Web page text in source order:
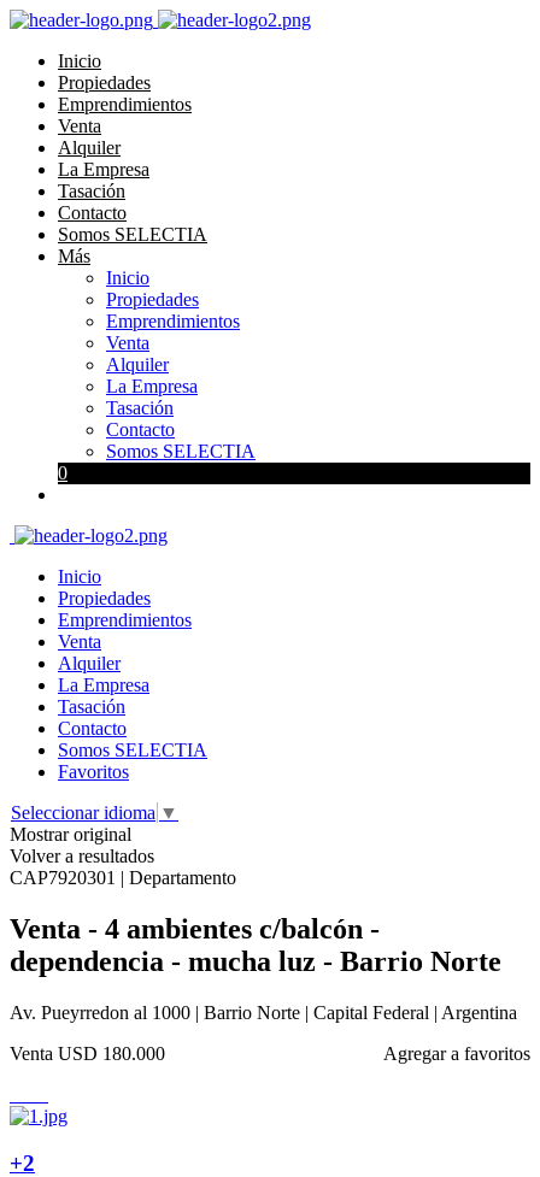
Inicio
Propiedades
Emprendimientos
Venta
Alquiler
La Empresa
Tasación
Contacto
Somos SELECTIA
Más
Inicio
Propiedades
Emprendimientos
Venta
Alquiler
La Empresa
Tasación
Contacto
Somos SELECTIA
0
Inicio
Propiedades
Emprendimientos
Venta
Alquiler
La Empresa
Tasación
Contacto
Somos SELECTIA
Favoritos
Seleccionar idioma ▼
Mostrar original
Volver a resultados
CAP7920301 | Departamento
Venta - 4 ambientes c/balcón -
dependencia - mucha luz - Barrio Norte
Av. Pueyrredon al 1000 | Barrio Norte | Capital Federal | Argentina
Agregar a favoritos
Venta USD 180.000
+2